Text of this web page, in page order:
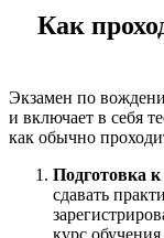
Как
Экзамен по
и включает в себя
как обычно
Подготовка к
сдавать
курс